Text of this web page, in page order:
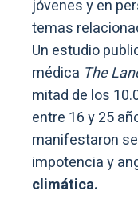
jóvenes y en
temas
Un estudio
médica The
mitad de los
entre 16 y 25
manifestaron
impotencia y
climática.